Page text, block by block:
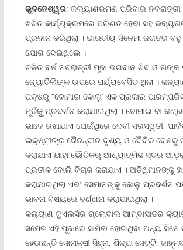
ଭୁବନେଶ୍ୱର: କଲ୍ୟାଣରମଣ ପରିବାର ନବରାତ୍ରୀ
ଖଚିତ କାର୍ଯ୍ୟକ୍ରମରେ ପରିଣତ ହେବା ସହ
ପ୍ରଦାନ କରିଥିଲା । ଭାରତୀୟ ସିନେମା ଜଗତର ବହୁ
ଯୋଗ ଦେଇଥିଲେ ।
ଚଳିତ ବର୍ଷ ନବରାତ୍ରୀ ପୂଜା ଭଗବାନ ଶିବ ଓ
ଜ୍ୟୋର୍ତିଲିଙ୍କ ଉପରେ ପର୍ଯ୍ୟବେସିତ ଥିଲା ।
ପକ୍ଷରୁ “ବୋମାଇ କୋଲୁ’ ଏକ ପ୍ରକାର
ମୂର୍ତିକୁୁ ପ୍ରଦର୍ଶନ କରାଯାଇଥିଲା । ବୋମାଇ ବା
ଭାବେ ରଖାଯାଏ ଯେଉଁଥିରେ ଦେବୀ ସରସ୍ୱତୀ,
ଲକ୍ଷ୍ମୀଙ୍କ ଦୈନନ୍ଦୀନ ଦୃଶ୍ୟ ଓ ଦୈବିକ ବେଶକୁ
କରାଯାଏ ଯାହା ଭୌତିକରୁ ଆଧ୍ୟାତ୍ମିକ ସ୍ତର
ପ୍ରତୀକ ବୋଲି ବିଚାର କରାଯାଏ । ଅତିଥିମାନଙ୍କୁ
କରାଯାଇଥିଲା ଏବଂ ସେମାନଙ୍କୁ କୋଲୁ ପ୍ରଦର୍ଶନ
ଭାବନା ବିଷୟରେ ବର୍ଣ୍ଣନା କରାଯାଇଥିଲା ।
କଲ୍ୟାଣ ଜୁଏଲର୍ସର ଗ୍ଲୋବାଲ ଆମ୍ବାସାଡର
ସମେତ ଏହି ପୂଜାରେ ସାମିଲ ହୋଇଥିବା ଅନ୍ୟ ସିନେ
ହେଉଛନ୍ତି ସୋନାକ୍ଷୀ ସିହ୍ନା, ଶିଳ୍ପା ସେଟ୍ଟି,